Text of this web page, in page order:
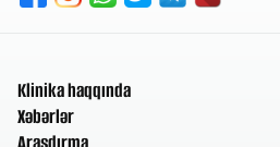
Klinika haqqında
Xəbərlər